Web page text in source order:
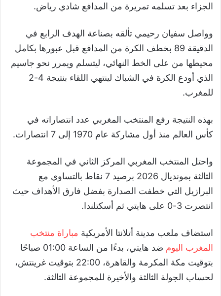
الجزاء بعد تسلمه تمريرة من المدافع شادي رياض.
وواصل سفيان رحيمي تألقه بصناعة الهدف الرابع في
الدقيقة 89 بخطف الكرة من المدافع قبل عبورها بكامل
محيطها من على الخط النهائي، ليتسلم ويمرر نحو جاسيم
الذي أودع الكرة في الشباك لينتهي اللقاء بنتيجة 4-2
للمغرب.
بهذه النتيجة رفع المنتخب المغربي عدد انتصاراته في
كأس العالم منذ أول مشاركة عام 1970 إلى 7 انتصارات.
واحتل المنتخب المغربي المركز الثاني في المجموعة
الثالثة بمونديال 2026 برصيد 7 نقاط بالتساوي مع
البرازيل التي خطفت الصدارة بفضل فارق الأهداف حيث
انتصرت 3-0 على هايتي ثم أسكتلندا.
استضاف ملعب مدينة أتلانتا الأمريكية مباراة منتخب
المغرب اليوم
ضد هايتي، بدءًا من الساعة 01:00 صباحًا
بتوقيت مكة المكرمة والقاهرة، 22:00 بتوقيت غرينتش،
لحساب الجولة الثالثة والأخيرة للمجموعة الثالثة.